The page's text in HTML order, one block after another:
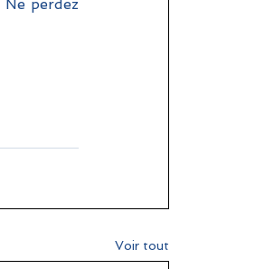
Ne perdez
Voir tout